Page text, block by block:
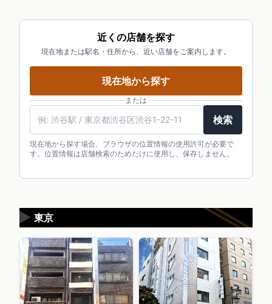
近くの店舗を探す
現在地または駅名・住所から、近い店舗をご案内します。
現在地から探す
または
検索
現在地から探す場合、ブラウザの位置情報の使用許可が必要で
す。位置情報は店舗検索のためだけに使用し、保存しません。
東京
▶